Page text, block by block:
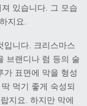
있습니다. 그 모습
지요.
입니다. 크리스마스
브랜디나 럼 등의 술
가 표면에 막을 형성
먹기 좋게 숙성되
지요 . 하지만 막에